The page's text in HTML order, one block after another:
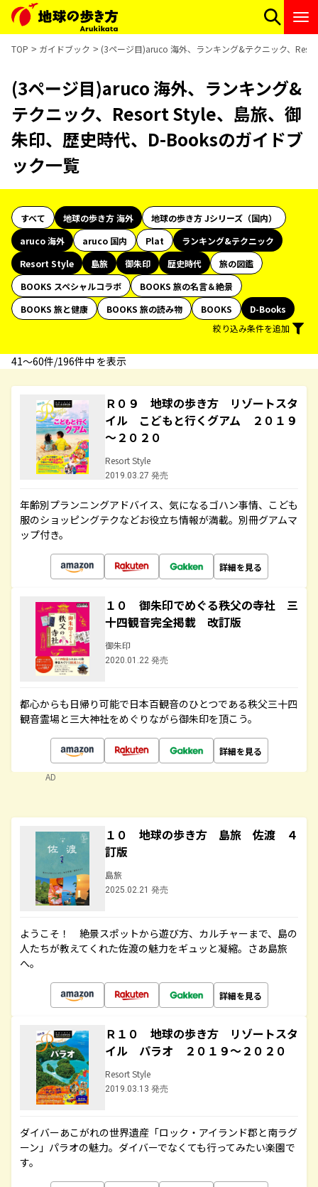
TOP ガイドブック (3ページ目)aruco 海外、ランキング&テクニック、
(3ページ目)aruco 海外、ランキング&
テクニック、Resort Style、島旅、御
朱印、歴史時代、D-Booksのガイドブ
ック一覧
すべて 地球の歩き方 海外
地球の歩き方 Jシリーズ（国内）
aruco 海外
aruco 国内 Plat
ランキング&テクニック
Resort Style
島旅 御朱印 歴史時代
旅の図鑑
BOOKS スペシャルコラボ
BOOKS 旅の名言＆絶景
BOOKS 旅と健康
BOOKS 旅の読み物 BOOKS
D-Books
絞り込み条件を追加
41〜60件/196件中 を表示
Ｒ０９ 地球の歩き方 リゾートスタ
イル こどもと行くグアム ２０１９
～２０２０
Resort Style
2019.03.27 発売
年齢別プランニングアドバイス、気になるゴハン事情、こども
服のショッピングテクなどお役立ち情報が満載。別冊グアムマ
ップ付き。
詳細を見る
１０ 御朱印でめぐる秩父の寺社 三
十四観音完全掲載 改訂版
御朱印
2020.01.22 発売
都心からも日帰り可能で日本百観音のひとつである秩父三十四
観音霊場と三大神社をめぐりながら御朱印を頂こう。
詳細を見る
AD
１０ 地球の歩き方 島旅 佐渡 ４
訂版
島旅
2025.02.21 発売
ようこそ！ 絶景スポットから遊び方、カルチャーまで、島の
人たちが教えてくれた佐渡の魅力をギュッと凝縮。さあ島旅
へ。
詳細を見る
Ｒ１０ 地球の歩き方 リゾートスタ
イル パラオ ２０１９～２０２０
Resort Style
2019.03.13 発売
ダイバーあこがれの世界遺産「ロック・アイランド郡と南ラグ
ーン」パラオの魅力。ダイバーでなくても行ってみたい楽園で
す。